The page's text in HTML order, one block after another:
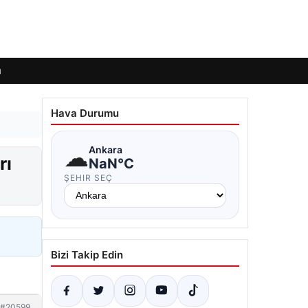
Hava Durumu
☁Ankara
NaN°C
ŞEHIR SEÇ
Bizi Takip Edin